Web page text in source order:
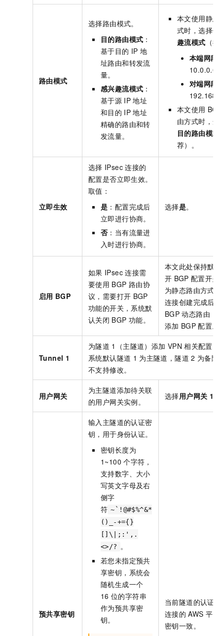
路由模式
选择路由模式。
目的路由模式 ：
基于目的 IP 地
址路由和转发流
量。
感兴趣流模式 ：
基于源 IP 地址
和目的 IP 地址
精确的路由和转
发流量。
本文使用静
式时，选择
趣流模式 （
本端网段
10.0.0.0/
对端网段
本文使用
由方式时，
目的路由模式
荐）。
立即生效
选择 IPsec 连接的
配置是否立即生效。
取值：
是 ：配置完成后
立即进行协商。
否：当有流量进
入时进行协商。
选择是。
启用 BGP
如果 IPsec 连接需
要使用 BGP 路由协
议，需要打开 BGP
功能的开关，系统默
认关闭 BGP 功能。
本文此处保持默
开 BGP 配置开
为静态路由方式
连接创建完成后
BGP 动态路由，
添加 BGP 配置。
Tunnel 1
为隧道 1（主隧道）添加 VPN 相关配置。
系统默认隧道 1 为主隧道，隧道 2 为备隧
不支持修改。
用户网关
为主隧道添加待关联
的用户网关实例。
选择用户网关 1
预共享密钥
输入主隧道的认证密
钥，用于身份认证。
密钥长度为
1~100 个字符，
支持数字、大小
写英文字母及右
侧字
符 ~`!@#$%^&*
()_-+={}
[]\|;:',.
<>/? 。
若您未指定预共
享密钥，系统会
随机生成一个
16 位的字符串
作为预共享密
钥。
当前隧道的认证
连接的 AWS 平
密钥一致。